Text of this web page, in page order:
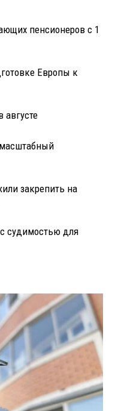
пенсионеров с 1
Европы к
закрепить на
судимостью для